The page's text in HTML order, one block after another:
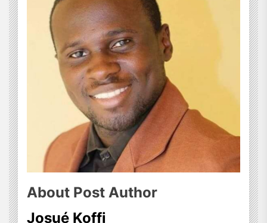
About Post Author
Josué Koffi